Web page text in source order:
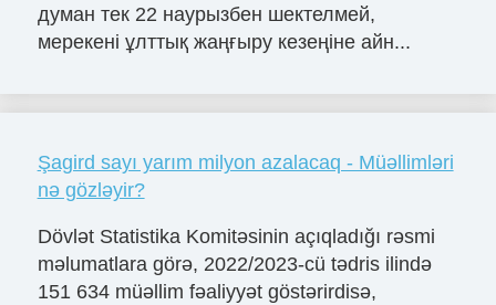
думан тек 22 наурызбен шектелмей,
мерекені ұлттық жаңғыру кезеңіне айн...
Şagird sayı yarım milyon azalacaq - Müəllimləri
nə gözləyir?
Dövlət Statistika Komitəsinin açıqladığı rəsmi
məlumatlara görə, 2022/2023-cü tədris ilində
151 634 müəllim fəaliyyət göstərirdisə,